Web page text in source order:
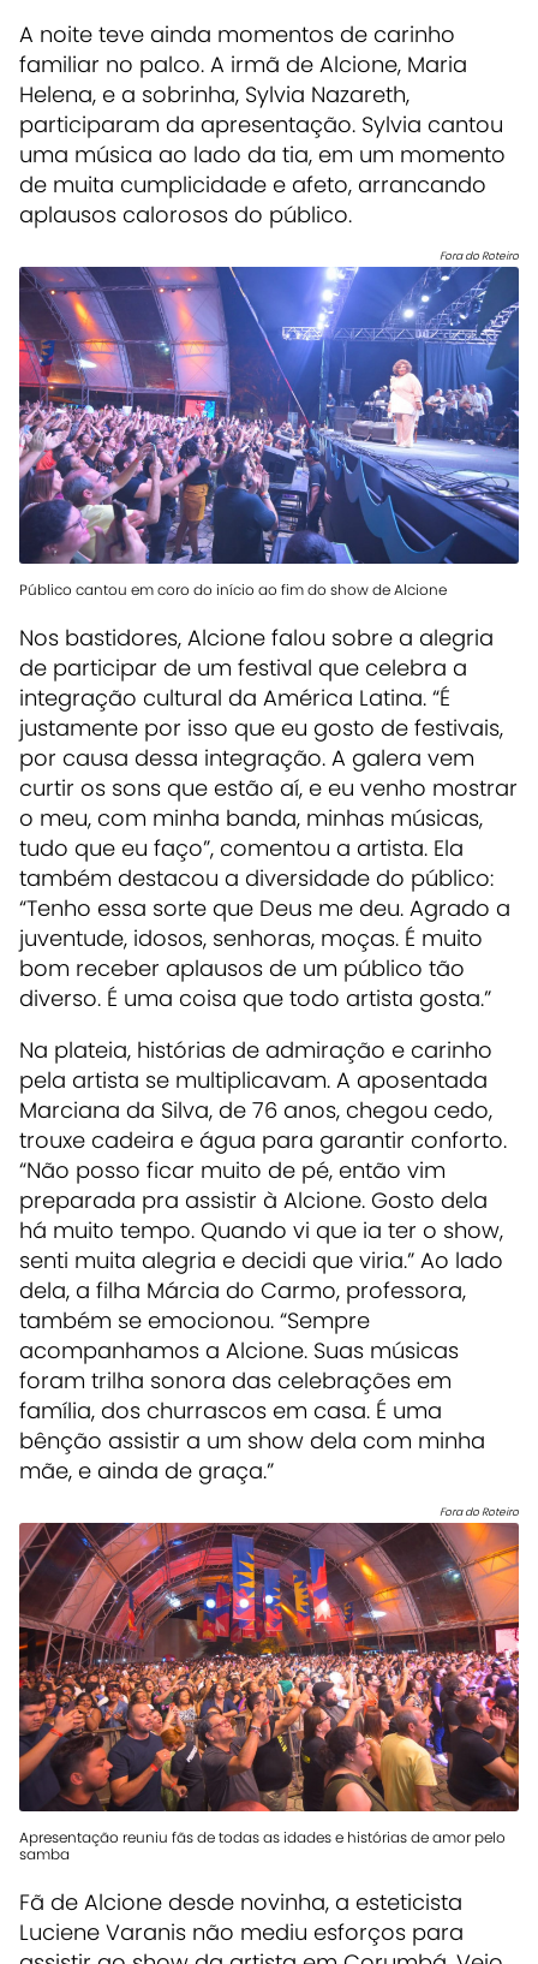
A noite teve ainda momentos de carinho
familiar no palco. A irmã de Alcione, Maria
Helena, e a sobrinha, Sylvia Nazareth,
participaram da apresentação. Sylvia cantou
uma música ao lado da tia, em um momento
de muita cumplicidade e afeto, arrancando
aplausos calorosos do público.
Fora do Roteiro
Público cantou em coro do início ao fim do show de Alcione
Nos bastidores, Alcione falou sobre a alegria
de participar de um festival que celebra a
integração cultural da América Latina. “É
justamente por isso que eu gosto de festivais,
por causa dessa integração. A galera vem
curtir os sons que estão aí, e eu venho mostrar
o meu, com minha banda, minhas músicas,
tudo que eu faço”, comentou a artista. Ela
também destacou a diversidade do público:
“Tenho essa sorte que Deus me deu. Agrado a
juventude, idosos, senhoras, moças. É muito
bom receber aplausos de um público tão
diverso. É uma coisa que todo artista gosta.”
Na plateia, histórias de admiração e carinho
pela artista se multiplicavam. A aposentada
Marciana da Silva, de 76 anos, chegou cedo,
trouxe cadeira e água para garantir conforto.
“Não posso ficar muito de pé, então vim
preparada pra assistir à Alcione. Gosto dela
há muito tempo. Quando vi que ia ter o show,
senti muita alegria e decidi que viria.” Ao lado
dela, a filha Márcia do Carmo, professora,
também se emocionou. “Sempre
acompanhamos a Alcione. Suas músicas
foram trilha sonora das celebrações em
família, dos churrascos em casa. É uma
bênção assistir a um show dela com minha
mãe, e ainda de graça.”
Fora do Roteiro
Apresentação reuniu fãs de todas as idades e histórias de amor pelo
samba
Fã de Alcione desde novinha, a esteticista
Luciene Varanis não mediu esforços para